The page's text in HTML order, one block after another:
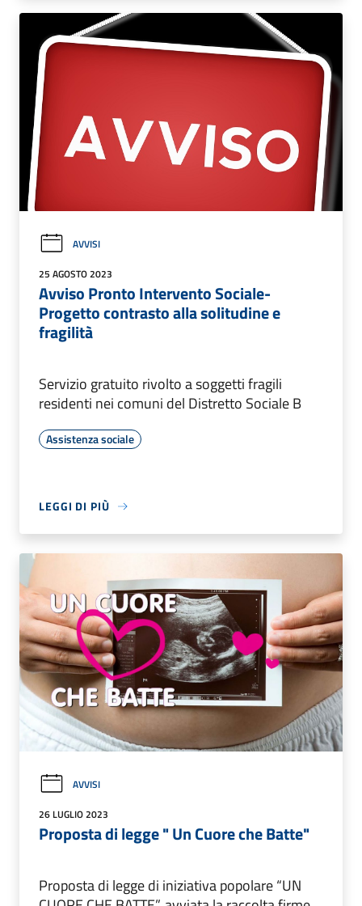
AVVISI
25 AGOSTO 2023
Avviso Pronto Intervento Sociale-
Progetto contrasto alla solitudine e
fragilità
Servizio gratuito rivolto a soggetti fragili
residenti nei comuni del Distretto Sociale B
Assistenza sociale
LEGGI DI PIÙ
AVVISI
26 LUGLIO 2023
Proposta di legge " Un Cuore che Batte"
Proposta di legge di iniziativa popolare “UN